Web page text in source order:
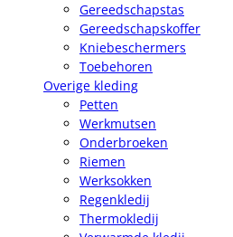
Gereedschapstas
Gereedschapskoffer
Kniebeschermers
Toebehoren
Overige kleding
Petten
Werkmutsen
Onderbroeken
Riemen
Werksokken
Regenkledij
Thermokledij